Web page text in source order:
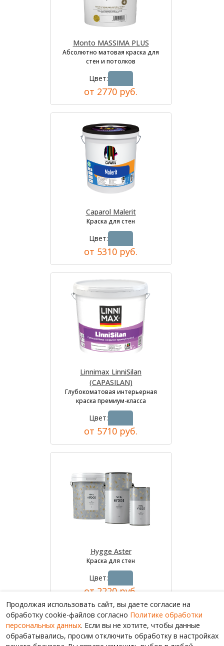
Monto MASSIMA PLUS
Абсолютно матовая краска для
стен и потолков
Цвет:
от 2770 руб.
Caparol Malerit
Краска для стен
Цвет:
от 5310 руб.
Linnimax LinniSilan
(CAPASILAN)
Глубокоматовая интерьерная
краска премиум-класса
Цвет:
от 5710 руб.
Hygge Aster
Краска для стен
Цвет:
от 2220 руб.
Продолжая использовать сайт, вы даете согласие на
обработку cookie-файлов согласно Политике обработки
персональных данных. Если вы не хотите, чтобы данные
обрабатывались, просим отключить обработку в настройках